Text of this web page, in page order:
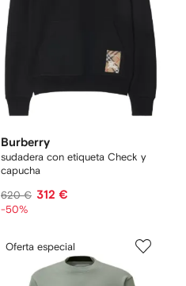
Burberry
sudadera con etiqueta Check y
capucha
620 € 312 €
-50%
Oferta especial